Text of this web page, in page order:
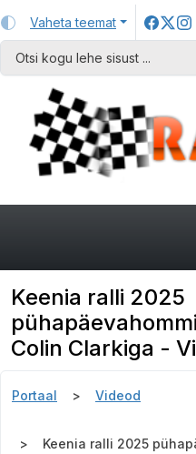
Vaheta teemat
Keenia ralli 2025
Colin Clarkiga -
Portaal Videod
Keenia ralli 2025